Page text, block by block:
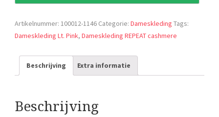
Artikelnummer: 100012-1146 Categorie: Dameskleding Tags:
Dameskleding Lt. Pink, Dameskleding REPEAT cashmere
Beschrijving Extra informatie
Beschrijving